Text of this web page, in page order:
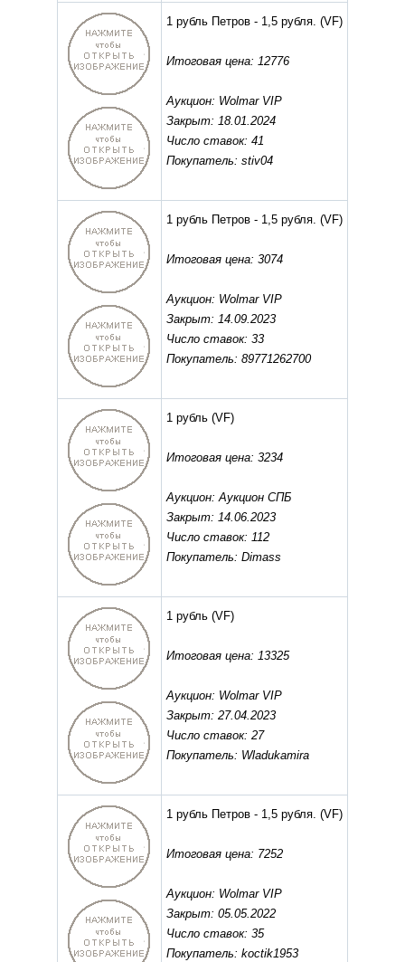
1 рубль Петров - 1,5 рубля. (VF)
Итоговая цена: 12776
Аукцион: Wolmar VIP
Закрыт: 18.01.2024
Число ставок: 41
Покупатель: stiv04
1 рубль Петров - 1,5 рубля. (VF)
Итоговая цена: 3074
Аукцион: Wolmar VIP
Закрыт: 14.09.2023
Число ставок: 33
Покупатель: 89771262700
1 рубль (VF)
Итоговая цена: 3234
Аукцион: Аукцион СПБ
Закрыт: 14.06.2023
Число ставок: 112
Покупатель: Dimass
1 рубль (VF)
Итоговая цена: 13325
Аукцион: Wolmar VIP
Закрыт: 27.04.2023
Число ставок: 27
Покупатель: Wladukamira
1 рубль Петров - 1,5 рубля. (VF)
Итоговая цена: 7252
Аукцион: Wolmar VIP
Закрыт: 05.05.2022
Число ставок: 35
Покупатель: koctik1953